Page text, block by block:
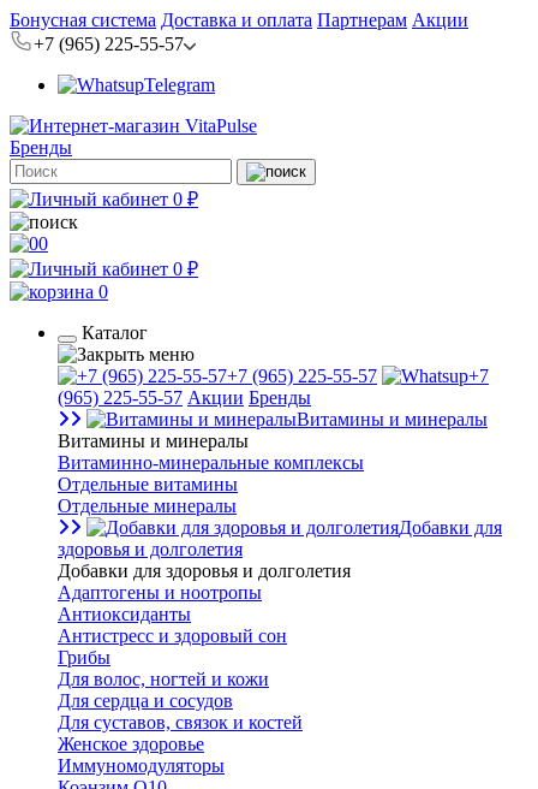
Бонусная система Доставка и оплата Партнерам Акции
+7 (965) 225-55-57
Telegram
Бренды
0 ₽
0
0 ₽
0
Каталог
+7 (965) 225-55-57
+7
(965) 225-55-57 Акции Бренды
Витамины и минералы
Витамины и минералы
Витаминно-минеральные комплексы
Отдельные витамины
Отдельные минералы
Добавки для
здоровья и долголетия
Добавки для здоровья и долголетия
Адаптогены и ноотропы
Антиоксиданты
Антистресс и здоровый сон
Грибы
Для волос, ногтей и кожи
Для сердца и сосудов
Для суставов, связок и костей
Женское здоровье
Иммуномодуляторы